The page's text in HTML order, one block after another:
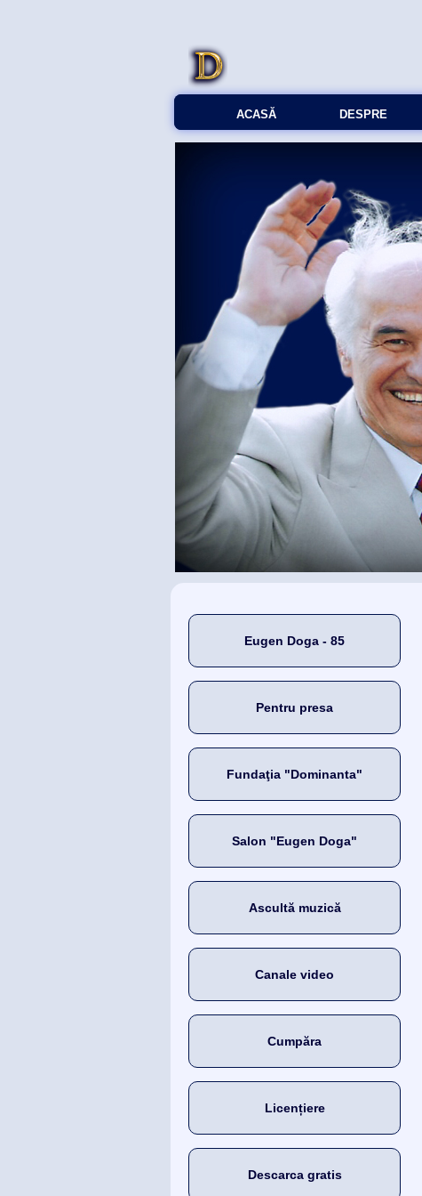
ACASĂ DESPRE
Eugen Doga - 85
Pentru presa
Fundaţia "Dominanta"
Salon "Eugen Doga"
Ascultă muzică
Canale video
Cumpăra
Licențiere
Descarca gratis